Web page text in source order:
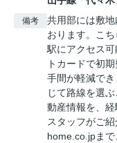
備考
共用部には敷
おります。こ
駅にアクセス
トカードで初
手間が軽減で
じて路線を選
動産情報を、
スタッフがご
home.co.jpまで